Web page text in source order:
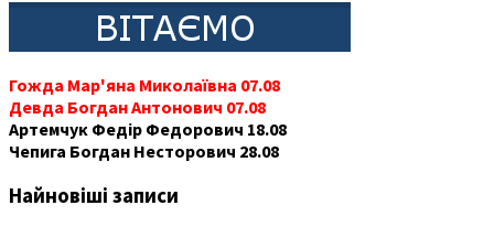
Гожда Мар'яна Миколаївна 07.08
Девда Богдан Антонович 07.08
Артемчук Федір Федорович 18.08
Чепига Богдан Несторович 28.08
Найновіші записи